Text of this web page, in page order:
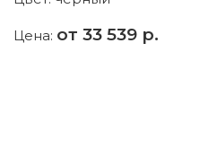
Цена: от 33 539 р.